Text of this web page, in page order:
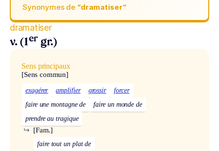
Synonymes de “dramatiser“
dramatiser
v. (1er gr.)
Sens principaux
[Sens commun]
exagérer amplifier grossir
forcer
faire une montagne de
faire un monde de
prendre au tragique
[Fam.]
↪
faire tout un plat de